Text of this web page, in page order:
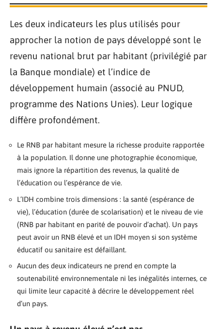
Les deux indicateurs les plus utilisés pour
approcher la notion de pays développé sont le
revenu national brut par habitant (privilégié par
la Banque mondiale) et l’indice de
développement humain (associé au PNUD,
programme des Nations Unies). Leur logique
diffère profondément.
Le RNB par habitant mesure la richesse produite rapportée
à la population. Il donne une photographie économique,
mais ignore la répartition des revenus, la qualité de
l’éducation ou l’espérance de vie.
L’IDH combine trois dimensions : la santé (espérance de
vie), l’éducation (durée de scolarisation) et le niveau de vie
(RNB par habitant en parité de pouvoir d’achat). Un pays
peut avoir un RNB élevé et un IDH moyen si son système
éducatif ou sanitaire est défaillant.
Aucun des deux indicateurs ne prend en compte la
soutenabilité environnementale ni les inégalités internes, ce
qui limite leur capacité à décrire le développement réel
d’un pays.